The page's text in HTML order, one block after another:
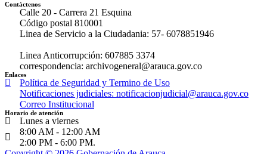
Contáctenos
Calle 20 - Carrera 21 Esquina
Código postal 810001
Linea de Servicio a la Ciudadania: 57- 6078851946
Linea Anticorrupción: 607885 3374
correspondencia: archivogeneral@arauca.gov.co
Enlaces
Política de Seguridad y Termino de Uso
Notificaciones judiciales: notificacionjudicial@arauca.gov.co
Correo Institucional
Horario de atención
Lunes a viernes
8:00 AM - 12:00 AM
2:00 PM - 6:00 PM.